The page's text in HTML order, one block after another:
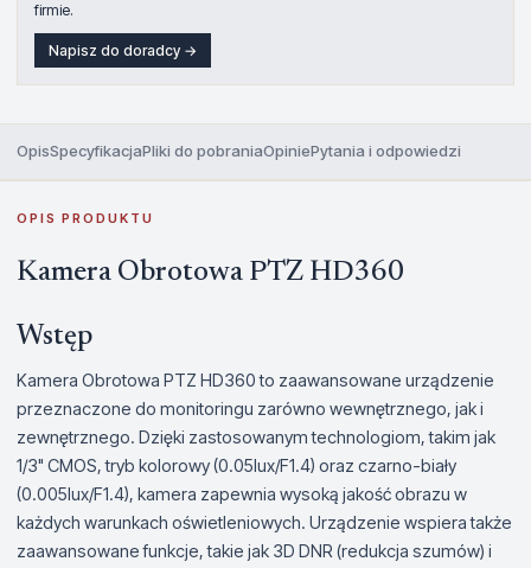
firmie.
Napisz do doradcy →
OpisSpecyfikacjaPliki do pobraniaOpiniePytania i odpowiedzi
OPIS PRODUKTU
Kamera Obrotowa PTZ HD360
Wstęp
Kamera Obrotowa PTZ HD360 to zaawansowane urządzenie
przeznaczone do monitoringu zarówno wewnętrznego, jak i
zewnętrznego. Dzięki zastosowanym technologiom, takim jak
1/3" CMOS, tryb kolorowy (0.05lux/F1.4) oraz czarno-biały
(0.005lux/F1.4), kamera zapewnia wysoką jakość obrazu w
każdych warunkach oświetleniowych. Urządzenie wspiera także
zaawansowane funkcje, takie jak 3D DNR (redukcja szumów) i